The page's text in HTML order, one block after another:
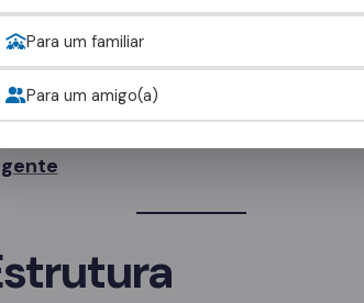
Sua recuperação começa
Gratuita
Para um familiar
Para um amigo(a)